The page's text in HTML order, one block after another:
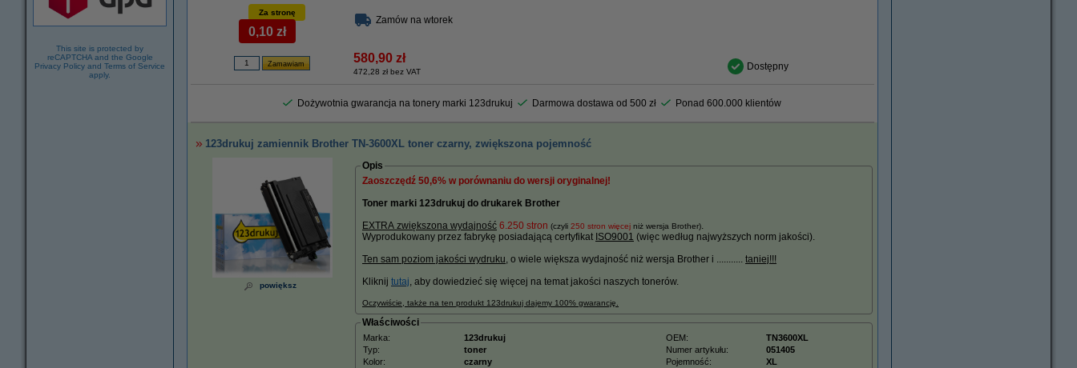
This site is protected by
reCAPTCHA and the Google
Privacy Policy and Terms of Service
apply.
Za stronę
0,10 zł
Zamów na wtorek
580,90 zł
472,28 zł bez VAT Dostępny
Dożywotnia gwarancja na tonery marki 123drukuj Darmowa dostawa od 500 zł Ponad 600.000 klientów
123drukuj zamiennik Brother TN-3600XL toner czarny, zwiększona pojemność
powiększ
Opis
Zaoszczędź 50,6% w porównaniu do wersji oryginalnej!
Toner marki 123drukuj do drukarek Brother
EXTRA zwiększona wydajność 6.250 stron (czyli 250 stron więcej niż wersja Brother).
Wyprodukowany przez fabrykę posiadającą certyfikat ISO9001 (więc według najwyższych norm jakości).
Ten sam poziom jakości wydruku, o wiele większa wydajność niż wersja Brother i ........... taniej!!!
Kliknij tutaj, aby dowiedzieć się więcej na temat jakości naszych tonerów.
Oczywiście, także na ten produkt 123drukuj dajemy 100% gwarancję.
Właściwości
Marka: 123drukuj OEM:
TN3600XL
Typ:
toner Numer artykułu:
051405
Kolor:
czarny Pojemność:
XL